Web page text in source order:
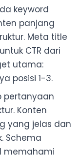
keyword
panjang
Meta title
CTR dari
utama:
posisi 1-3.
pertanyaan
Konten
yang jelas dan
Schema
memahami